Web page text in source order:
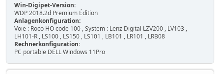
Win-Digipet-Version:
WDP 2018.2d Premium Édition
Anlagenkonfiguration:
Voie : Roco HO code 100 , System : Lenz Digital LZV200 , LV103 ,
LH101-R , LS100 , LS150 , LS101 , LB101 , LR101 , LRB08
Rechnerkonfiguration:
PC portable DELL Windows 11Pro